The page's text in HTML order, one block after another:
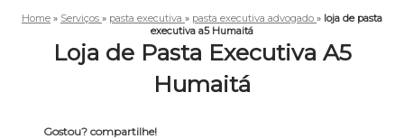
Home » Serviços » pasta executiva » pasta executiva advogado » loja de pasta
executiva a5 Humaitá
Loja de Pasta Executiva A5
Humaitá
Gostou? compartilhe!